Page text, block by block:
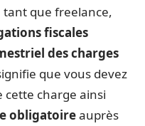
tant que freelance,
fiscales
des charges
que vous devez
charge ainsi
obligatoireauprès